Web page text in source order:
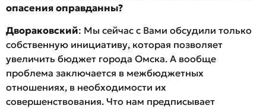
опасения оправданны?
Двораковский: Мы сейчас с Вами обсудили только
собственную инициативу, которая позволяет
увеличить бюджет города Омска. А вообще
проблема заключается в межбюджетных
отношениях, в необходимости их
совершенствования. Что нам предписывает